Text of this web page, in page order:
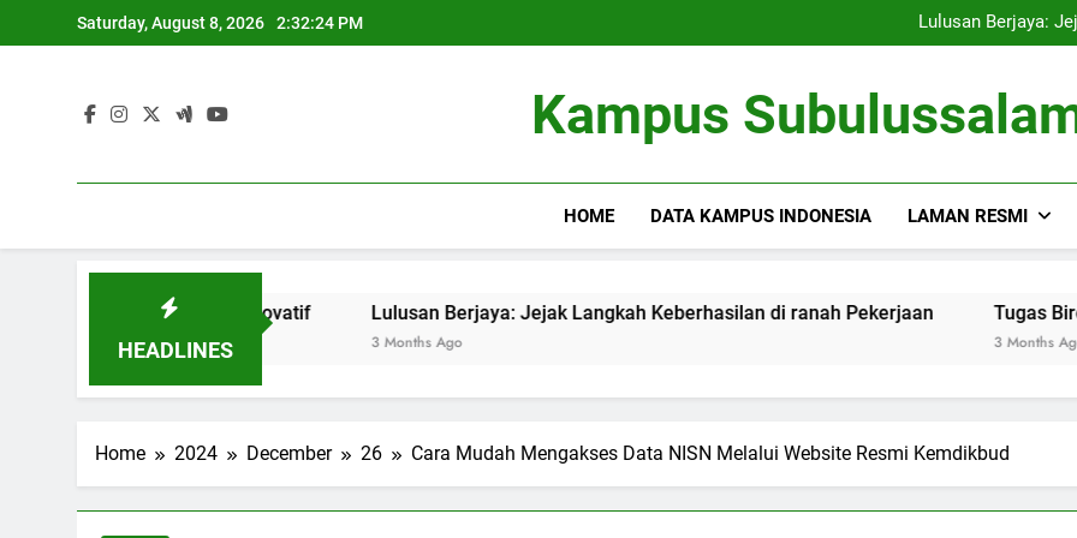
to
Saturday, August 8, 2026 2:32:24 PM
Lulusan Berjaya:
Tugas Biro Karier
Lulusan Berjaya:
Tugas Biro Karier
Kampus
HOME DATA KAMPUS INDONESIA LAMAN RESMI
HEADLINES
dan Inovatif Lulusan Berjaya: Jejak Langkah Keberhasilan di ranah Pekerjaan Tugas Biro Karier
Home 2024 December 26 Cara Mudah Mengakses Data NISN Melalui Website Resmi Kemdikbud